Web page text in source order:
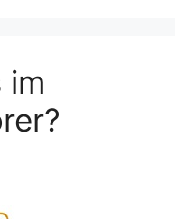
im